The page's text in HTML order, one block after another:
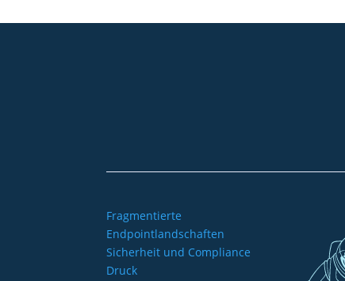
Fragmentierte
Endpointlandschaften
Sicherheit und Compliance
Druck